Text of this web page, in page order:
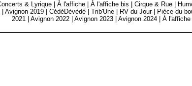
& Lyrique |À l'affiche |À l'affiche bis |Cirque & Rue
|Avignon 2019 |CédéDévédé |Trib'Une RV du Jour Pièce du
2021
|Avignon 2022 |Avignon 2023 |Avignon 2024 |À l'affiche